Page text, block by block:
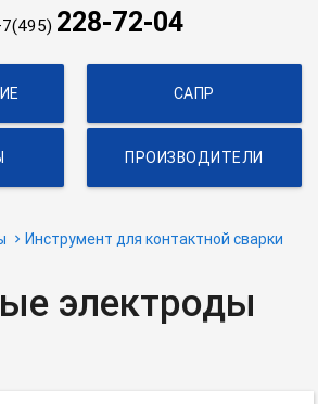
228-72-04
САПР
ПРОИЗВОДИТЕЛИ
Инструмент для контактной сварки
электроды